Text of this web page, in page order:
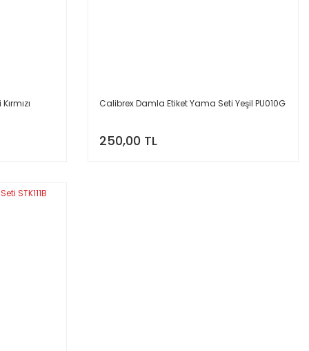
Calibrex Damla Etiket Yama Seti Yeşil PU010G
250,00 TL